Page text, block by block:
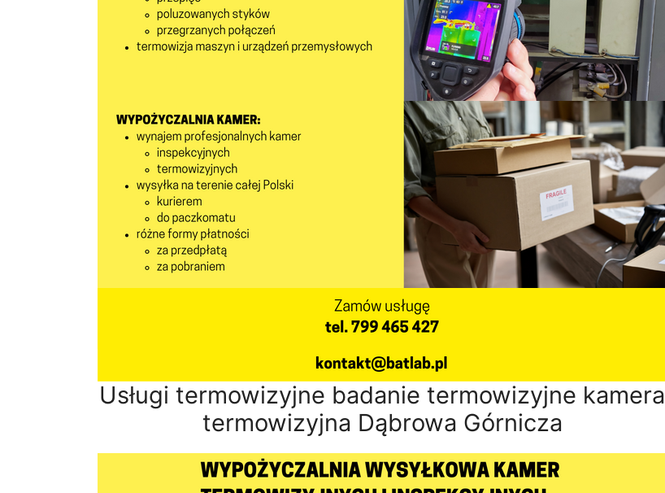
Usługi termowizyjne badanie termowizyjne kamera
termowizyjna Dąbrowa Górnicza